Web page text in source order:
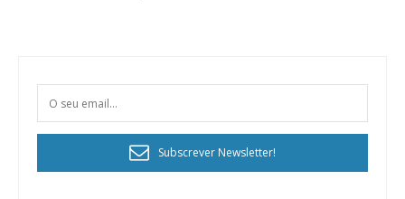
Subscrever Newsletter!